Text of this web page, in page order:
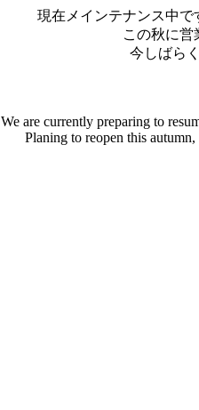
現在メインテナンス中
この秋に営
今しばら
We are currently preparing to
Planing to reopen this